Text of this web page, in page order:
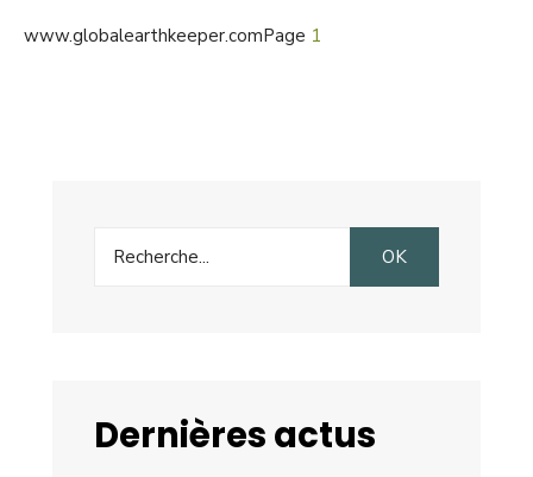
www.globalearthkeeper.comPage 1
for:
OK
Dernières actus